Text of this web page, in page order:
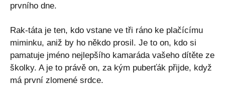
prvního dne.
Rak-táta je ten, kdo vstane ve tři ráno ke plačícímu
miminku, aniž by ho někdo prosil. Je to on, kdo si
pamatuje jméno nejlepšího kamaráda vašeho dítěte ze
školky. A je to právě on, za kým puberťák přijde, když
má první zlomené srdce.